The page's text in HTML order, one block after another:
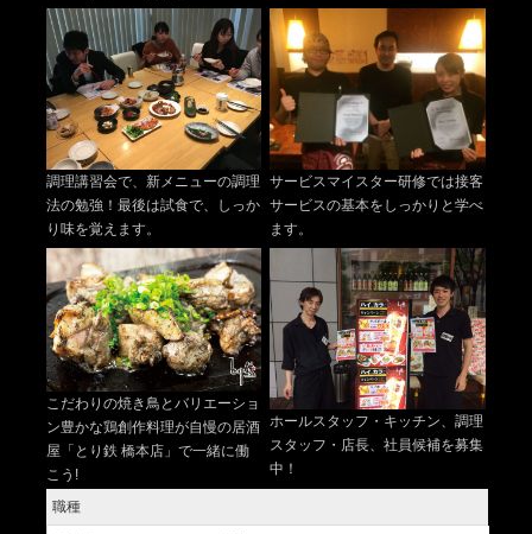
調理講習会で、新メニューの調理
法の勉強！最後は試食で、しっか
り味を覚えます。
サービスマイスター研修では接客
サービスの基本をしっかりと学べ
ます。
こだわりの焼き鳥とバリエーショ
ン豊かな鶏創作料理が自慢の居酒
屋「とり鉄 橋本店」で一緒に働
こう!
ホールスタッフ・キッチン、調理
スタッフ・店長、社員候補を募集
中！
職種